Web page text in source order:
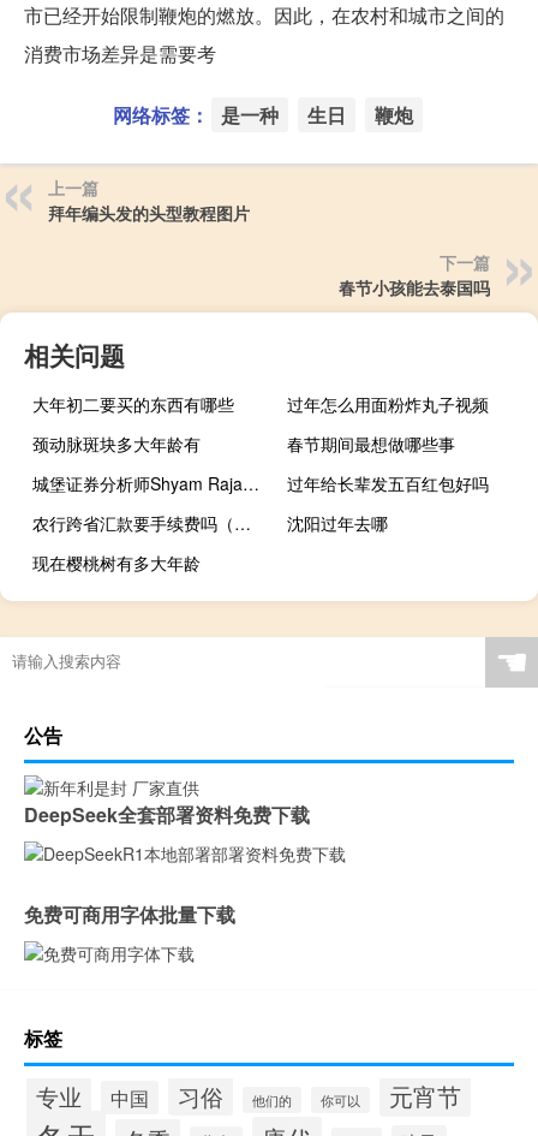
市已经开始限制鞭炮的燃放。因此，在农村和城市之间的
消费市场差异是需要考
网络标签： 是一种 生日 鞭炮
上一篇
拜年编头发的头型教程图片
下一篇
春节小孩能去泰国吗
相关问题
大年初二要买的东西有哪些
过年怎么用面粉炸丸子视频
颈动脉斑块多大年龄有
春节期间最想做哪些事
城堡证券分析师Shyam Rajan：呼吁体量为26万亿美元的美国国债市场的监管部门侧重于推出市场范围的解决方案以改善市场韧性
过年给长辈发五百红包好吗
农行跨省汇款要手续费吗（跨省汇款手续费）
沈阳过年去哪
现在樱桃树有多大年龄
☚
公告
DeepSeek全套部署资料免费下载
免费可商用字体批量下载
标签
专业 中国 习俗 他们的 你可以 元宵节